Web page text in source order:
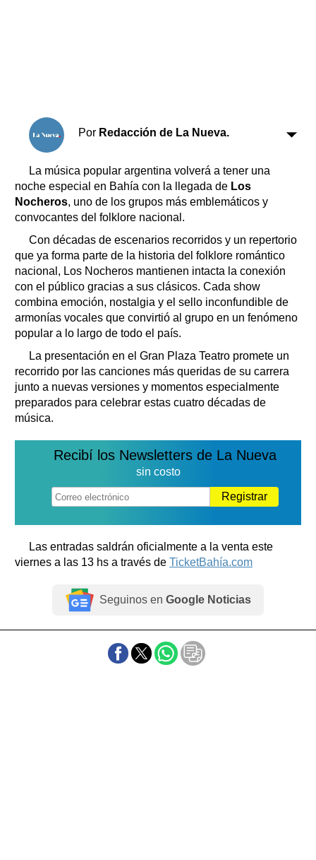
Por Redacción de La Nueva.
La música popular argentina volverá a tener una
noche especial en Bahía con la llegada de Los
Nocheros, uno de los grupos más emblemáticos y
convocantes del folklore nacional.
Con décadas de escenarios recorridos y un repertorio
que ya forma parte de la historia del folklore romántico
nacional, Los Nocheros mantienen intacta la conexión
con el público gracias a sus clásicos. Cada show
combina emoción, nostalgia y el sello inconfundible de
armonías vocales que convirtió al grupo en un fenómeno
popular a lo largo de todo el país.
La presentación en el Gran Plaza Teatro promete un
recorrido por las canciones más queridas de su carrera
junto a nuevas versiones y momentos especialmente
preparados para celebrar estas cuatro décadas de
música.
Recibí los Newsletters de La Nueva
sin costo
Registrar
Las entradas saldrán oficialmente a la venta este
viernes a las 13 hs a través de TicketBahía.com
Seguinos en Google Noticias